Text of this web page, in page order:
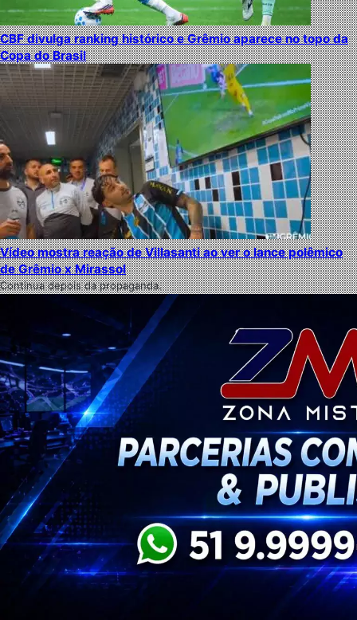
CBF divulga ranking histórico e Grêmio aparece no topo da
Copa do Brasil
Vídeo mostra reação de Villasanti ao ver o lance polêmico
de Grêmio x Mirassol
Continua depois da propaganda.